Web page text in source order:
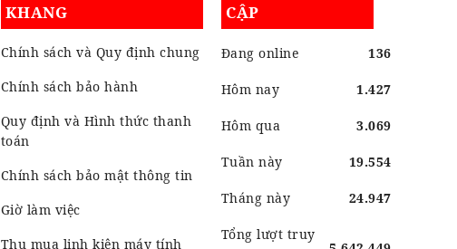
KHANG
Chính sách và Quy định chung
Chính sách bảo hành
Quy định và Hình thức thanh
toán
Chính sách bảo mật thông tin
Giờ làm việc
Thu mua linh kiện máy tính
CẬP
Đang online 136
Hôm nay 1.427
Hôm qua 3.069
Tuần này 19.554
Tháng này 24.947
Tổng lượt truy